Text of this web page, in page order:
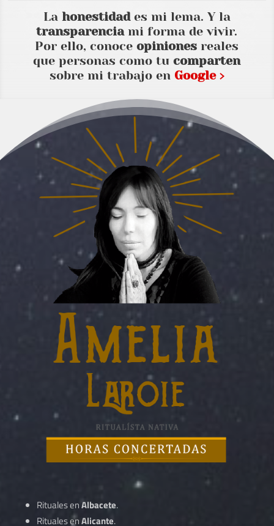
La honestidades mi lema. Y la
transparenciami forma de vivir.
Por ello, conoceopiniones reales
que personas como tucomparten
sobre mi trabajo en Google ›
Rituales enAlbacete.
Rituales enAlicante.